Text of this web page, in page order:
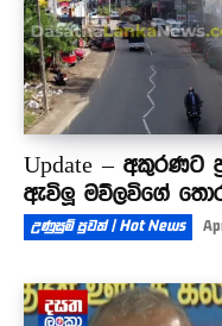
Update – අකුරණට
ඇවිලූ මව්ලවිගේ
උණුසුම් පුවත් | Hot News